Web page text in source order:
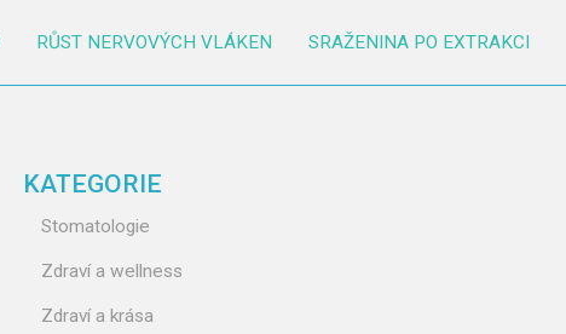
RŮST NERVOVÝCH VLÁKEN SRAŽENINA PO EXTRAKCI
KATEGORIE
Stomatologie
Zdraví a wellness
Zdraví a krása